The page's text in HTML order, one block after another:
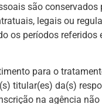
são
legais ou
os períodos
para o
titular(es) da(s)
na agência